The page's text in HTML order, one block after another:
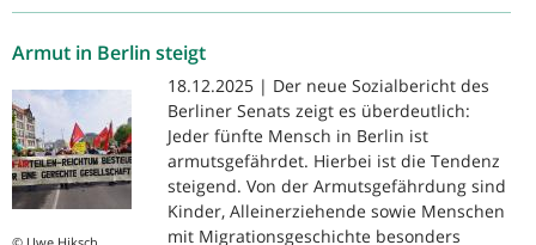
Armut in Berlin steigt
18.12.2025 | Der neue Sozialbericht des
Berliner Senats zeigt es überdeutlich:
Jeder fünfte Mensch in Berlin ist
armutsgefährdet. Hierbei ist die Tendenz
steigend. Von der Armutsgefährdung sind
Kinder, Alleinerziehende sowie Menschen
mit Migrationsgeschichte besonders